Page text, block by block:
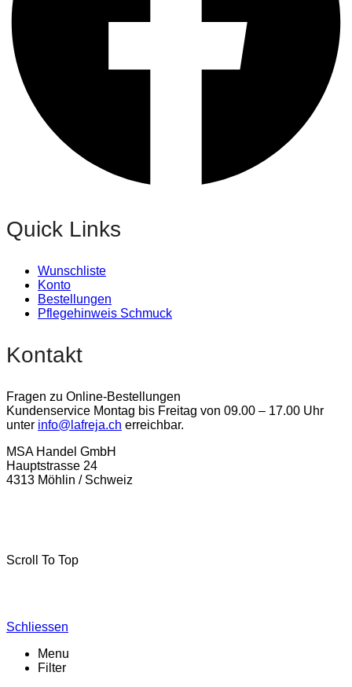
Quick Links
Wunschliste
Konto
Bestellungen
Pflegehinweis Schmuck
Kontakt
Fragen zu Online-Bestellungen
Kundenservice Montag bis Freitag von 09.00 – 17.00 Uhr
unter info@lafreja.ch erreichbar.
MSA Handel GmbH
Hauptstrasse 24
4313 Möhlin / Schweiz
Scroll To Top
Schliessen
Menu
Filter